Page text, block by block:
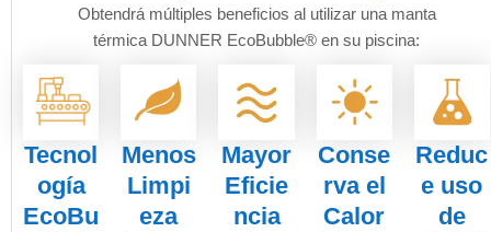
Obtendrá múltiples beneficios al utilizar una manta
térmica DUNNER EcoBubble® en su piscina:
Tecnol
ogía
EcoBu
Menos
Limpi
eza
Mayor
Eficie
ncia
Conse
rva el
Calor
Reduc
e uso
de